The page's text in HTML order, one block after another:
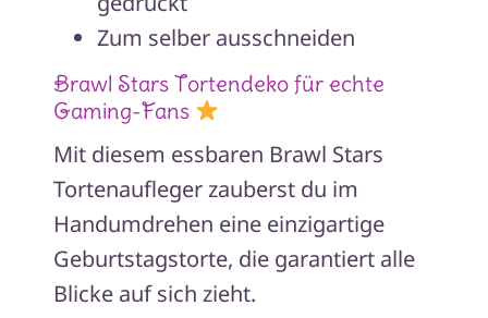
Zum selber ausschneiden
Brawl Stars Tortendeko für echte
Gaming-Fans
Mit diesem essbaren Brawl Stars
Tortenaufleger zauberst du im
Handumdrehen eine einzigartige
Geburtstagstorte, die garantiert alle
Blicke auf sich zieht.